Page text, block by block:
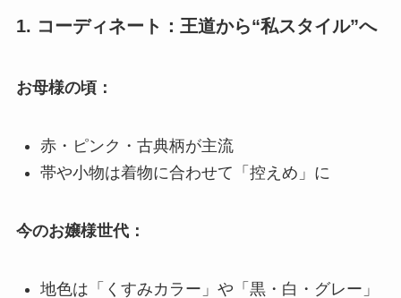
1. コーディネート：王道から“私スタイル”へ
お母様の頃：
赤・ピンク・古典柄が主流
帯や小物は着物に合わせて「控えめ」に
今のお嬢様世代：
地色は「くすみカラー」や「黒・白・グレー」